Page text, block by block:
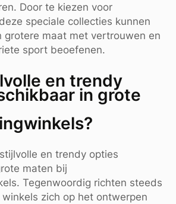
Door te kiezen voor
speciale collecties kunnen
grotere maat met vertrouwen en
sport beoefenen.
en trendy
in grote
en trendy opties
maten bij
Tegenwoordig richten steeds
zich op het ontwerpen